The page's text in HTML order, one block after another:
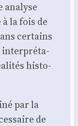
ana­lyse
la fois de
cer­tains
inter­pré­ta­
his­to­
par la
de